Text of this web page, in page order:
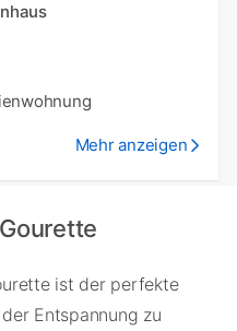
Mehr anzeigen
ist der perfekte
Entspannung zu